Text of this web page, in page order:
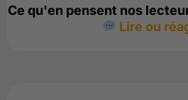
Ce qu'en pensent nos
Lire ou